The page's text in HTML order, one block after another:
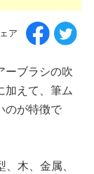
ア
ーブラシの吹
加えて、筆ム
のが特徴で
木、金属、